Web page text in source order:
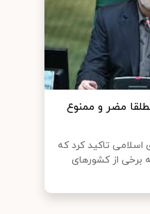
مضر و ممنوع
تاکید کرد که
از کشورهای